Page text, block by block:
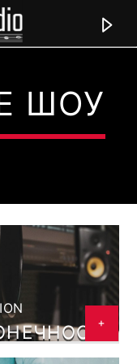
МУЗЫКИ!
ШОУ